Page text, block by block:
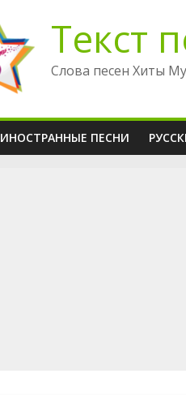
Текст
Слова песен Хиты
ИНОСТРАННЫЕ ПЕСНИ